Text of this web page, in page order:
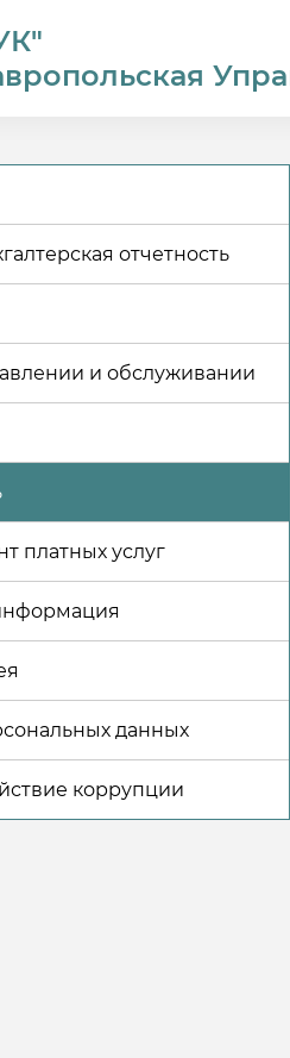
отчетность
и обслуживании
платных услуг
данных
коррупции